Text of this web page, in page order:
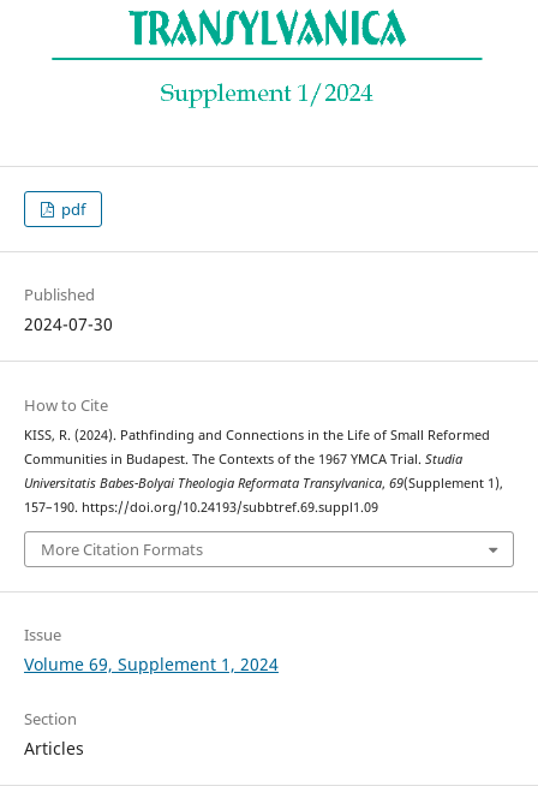
pdf
Published
2024-07-30
How to Cite
KISS, R. (2024). Pathfinding and Connections in the Life of Small Reformed
Communities in Budapest. The Contexts of the 1967 YMCA Trial. Studia
Universitatis Babes-Bolyai Theologia Reformata Transylvanica, 69(Supplement 1),
157–190. https://doi.org/10.24193/subbtref.69.suppl1.09
More Citation Formats
Issue
Volume 69, Supplement 1, 2024
Section
Articles